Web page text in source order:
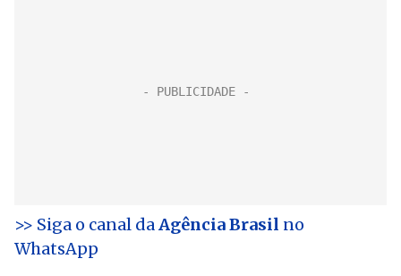
>> Siga o canal daAgência Brasil no
WhatsApp